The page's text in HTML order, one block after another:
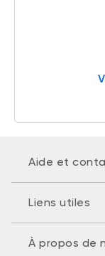
Aide et
Liens utiles
À propos de